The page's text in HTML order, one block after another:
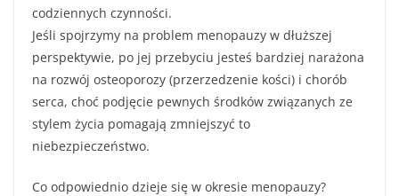
codziennych czynności.
Jeśli spojrzymy na problem menopauzy w dłuższej
perspektywie, po jej przebyciu jesteś bardziej narażona
na rozwój osteoporozy (przerzedzenie kości) i chorób
serca, choć podjęcie pewnych środków związanych ze
stylem życia pomagają zmniejszyć to
niebezpieczeństwo.
Co odpowiednio dzieje się w okresie menopauzy?